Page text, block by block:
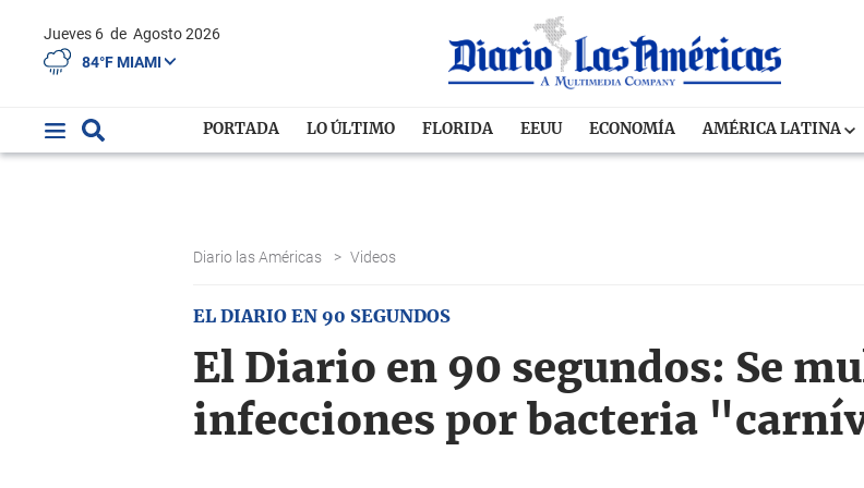
Jueves 6 de Agosto 2026
84°F MIAMI
PORTADA LO ÚLTIMO FLORIDA EEUU ECONOMÍA AMÉRICA LATINA
Diario las Américas > Videos
EL DIARIO EN 90 SEGUNDOS
El Diario en 90 segundos: Se
infecciones por bacteria